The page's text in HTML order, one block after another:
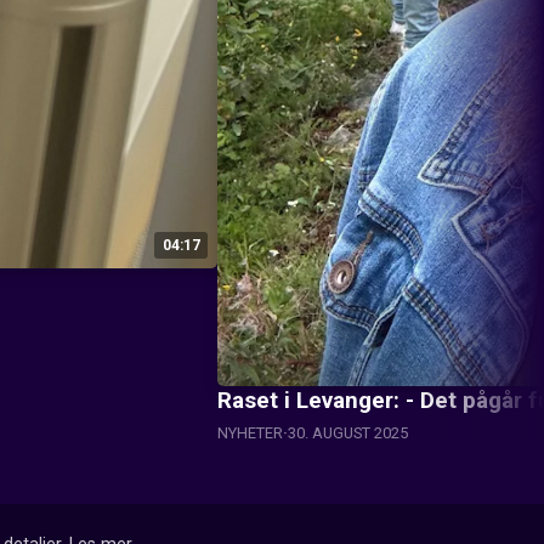
04:17
Raset i Levanger: - Det pågår
NYHETER 30. AUGUST 2025